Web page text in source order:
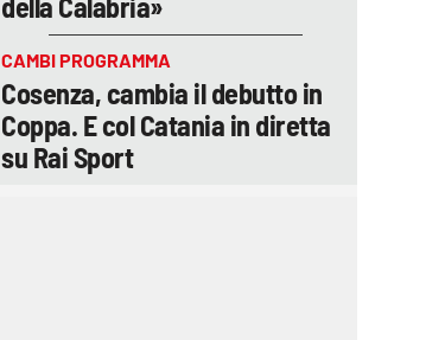
CAMBI PROGRAMMA
Cosenza, cambia il debutto in
Coppa. E col Catania in diretta
su Rai Sport